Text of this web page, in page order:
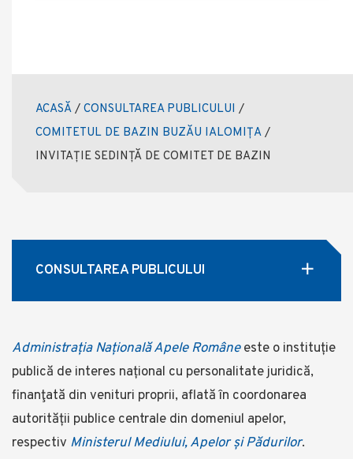
ACASĂ / CONSULTAREA PUBLICULUI /
COMITETUL DE BAZIN BUZĂU IALOMIȚA /
INVITAȚIE SEDINȚĂ DE COMITET DE BAZIN
CONSULTAREA PUBLICULUI
Administrația Națională Apele Româneeste o instituție
publică de interes național cu personalitate juridică,
finanţată din venituri proprii, aflată în coordonarea
autorității publice centrale din domeniul apelor,
respectiv Ministerul Mediului, Apelor și Pădurilor.